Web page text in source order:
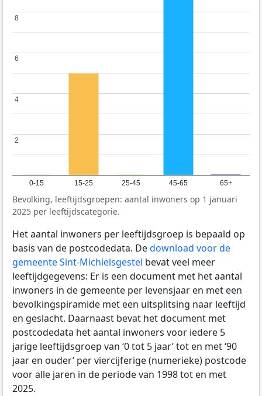
0-15 15-25 25-45 45-65 65+
2
2
4
4
6
6
8
8
Bevolking, leeftijdsgroepen: aantal inwoners op 1 januari
2025 per leeftijdscategorie.
Het aantal inwoners per leeftijdsgroep is bepaald op
basis van de postcodedata. Dedownload voor de
gemeente Sint-Michielsgestel bevat veel meer
leeftijdgegevens: Er is een document met het aantal
inwoners in de gemeente per levensjaar en met een
bevolkingspiramide met een uitsplitsing naar leeftijd
en geslacht. Daarnaast bevat het document met
postcodedata het aantal inwoners voor iedere 5
jarige leeftijdsgroep van ‘0 tot 5 jaar’ tot en met ‘90
jaar en ouder’ per viercijferige (numerieke) postcode
voor alle jaren in de periode van 1998 tot en met
2025.